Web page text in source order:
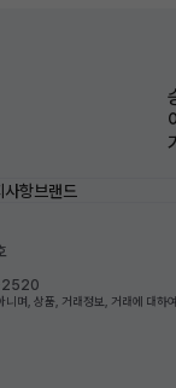
사항브랜드
2520
며, 상품, 거래정보, 거래에 대하